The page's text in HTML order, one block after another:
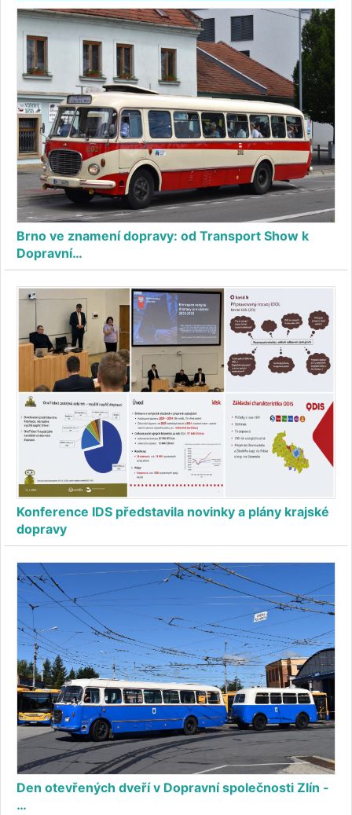
Brno ve znamení dopravy: od Transport Show k
Dopravní…
Konference IDS představila novinky a plány krajské
dopravy
Den otevřených dveří v Dopravní společnosti Zlín -
…